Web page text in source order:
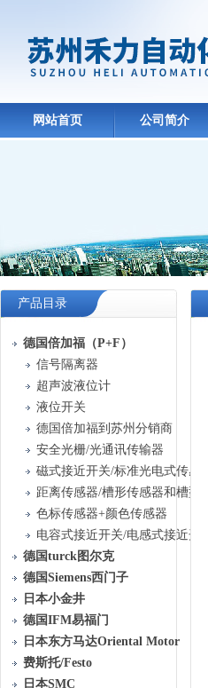
网站首页 公司简介
产品目录
德国倍加福（P+F）
信号隔离器
超声波液位计
液位开关
德国倍加福到苏州分销商
安全光栅/光通讯传输器
磁式接近开关/标准光电式传感器
色标传感器+颜色传感器
电容式接近开关/电感式接近开关
德国turck图尔克
德国Siemens西门子
日本小金井
德国IFM易福门
日本东方马达Oriental Motor
费斯托/Festo
日本SMC